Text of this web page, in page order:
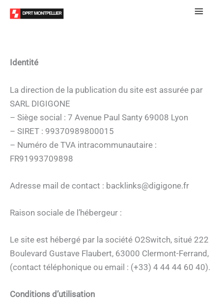
AllerMentions légales
Identité
La direction de la publication du site est assurée par
SARL DIGIGONE
– Siège social : 7 Avenue Paul Santy 69008 Lyon
– SIRET : 99370989800015
– Numéro de TVA intracommunautaire :
FR91993709898
Adresse mail de contact : backlinks@digigone.fr
Raison sociale de l’hébergeur :
Le site est hébergé par la société O2Switch, situé 222
Boulevard Gustave Flaubert, 63000 Clermont-Ferrand,
(contact téléphonique ou email : (+33) 4 44 44 60 40).
Conditions d’utilisation